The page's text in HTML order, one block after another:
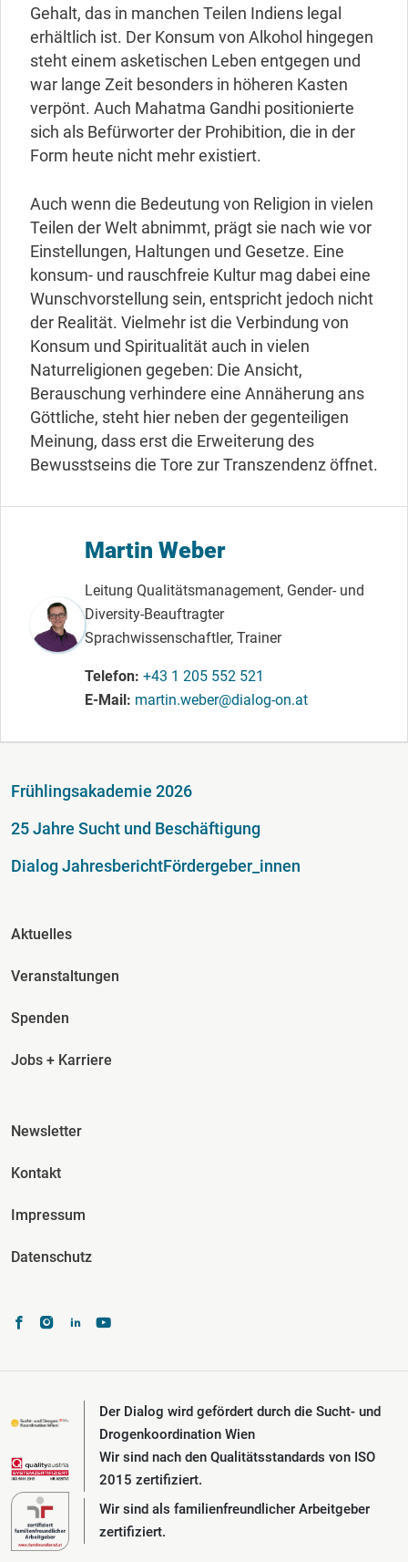
Gehalt, das in manchen Teilen Indiens legal
erhältlich ist. Der Konsum von Alkohol hingegen
steht einem asketischen Leben entgegen und
war lange Zeit besonders in höheren Kasten
verpönt. Auch Mahatma Gandhi positionierte
sich als Befürworter der Prohibition, die in der
Form heute nicht mehr existiert.
Auch wenn die Bedeutung von Religion in vielen
Teilen der Welt abnimmt, prägt sie nach wie vor
Einstellungen, Haltungen und Gesetze. Eine
konsum- und rauschfreie Kultur mag dabei eine
Wunschvorstellung sein, entspricht jedoch nicht
der Realität. Vielmehr ist die Verbindung von
Konsum und Spiritualität auch in vielen
Naturreligionen gegeben: Die Ansicht,
Berauschung verhindere eine Annäherung ans
Göttliche, steht hier neben der gegenteiligen
Meinung, dass erst die Erweiterung des
Bewusstseins die Tore zur Transzendenz öffnet.
Martin Weber
Leitung Qualitätsmanagement, Gender- und
Diversity-Beauftragter
Sprachwissenschaftler, Trainer
Telefon +43 1 205 552 521
E-Mail martin.weber@dialog-on.at
Fußzeile
Frühlingsakademie 2026
25 Jahre Sucht und Beschäftigung
Dialog JahresberichtFördergeber_innen
Fusszeile Spalte 2
Aktuelles
Veranstaltungen
Spenden
Jobs + Karriere
Fusszeile Spalte 3
Newsletter
Kontakt
Impressum
Datenschutz
Der Dialog wird gefördert durch die Sucht- und
Drogenkoordination Wien
Wir sind nach den Qualitätsstandards von ISO
2015 zertifiziert.
Wir sind als familienfreundlicher Arbeitgeber
zertifiziert.